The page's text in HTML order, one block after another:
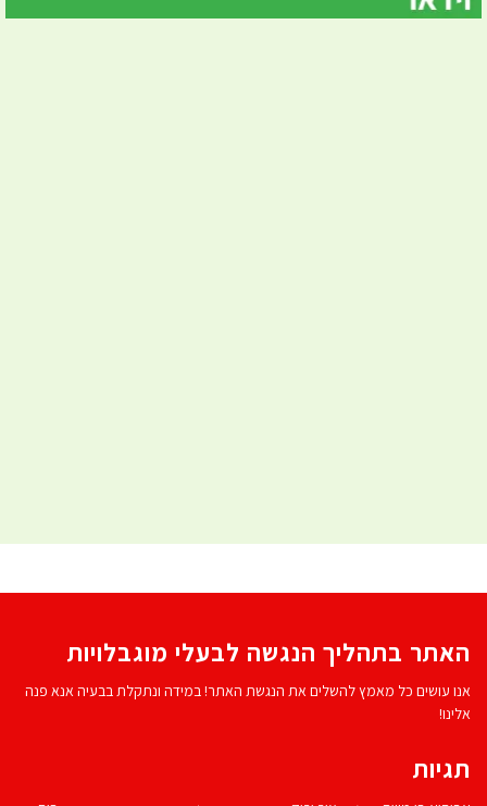
האתר בתהליך הנגשה לבעלי מוגבלויות
אנו עושים כל מאמץ להשלים את הנגשת האתר! במידה ונתקלת בבעיה אנא פנה
אלינו!
תגיות